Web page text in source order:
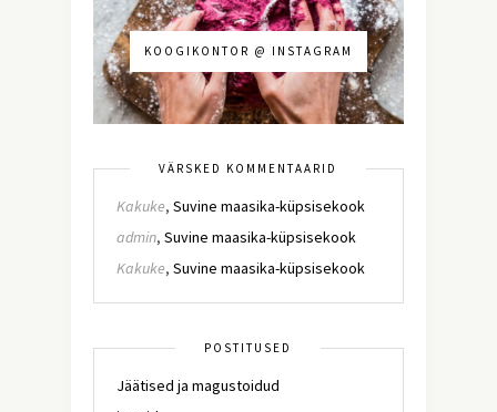
KOOGIKONTOR @ INSTAGRAM
VÄRSKED KOMMENTAARID
Kakuke, Suvine maasika-küpsisekook
admin, Suvine maasika-küpsisekook
Kakuke, Suvine maasika-küpsisekook
POSTITUSED
Jäätised ja magustoidud